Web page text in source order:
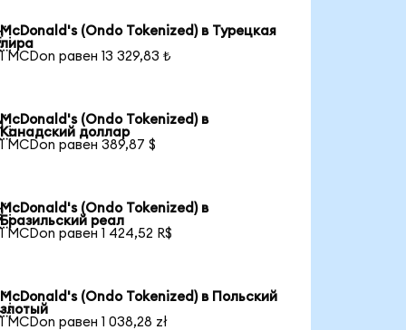
McDonald's (Ondo Tokenized) в Турецкая
лира
1 MCDon равен 13 329,83 ₺
McDonald's (Ondo Tokenized) в
Канадский доллар
1 MCDon равен 389,87 $
McDonald's (Ondo Tokenized) в
Бразильский реал
1 MCDon равен 1 424,52 R$
McDonald's (Ondo Tokenized) в Польский
злотый
1 MCDon равен 1 038,28 zł